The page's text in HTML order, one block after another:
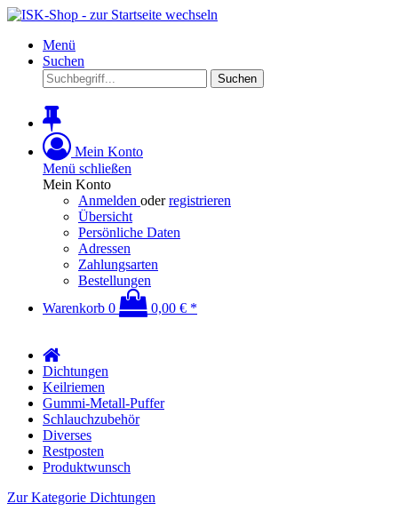
Menü
Suchen
Suchen
Mein Konto
Menü schließen
Mein Konto
Anmelden oderregistrieren
Übersicht
Persönliche Daten
Adressen
Zahlungsarten
Bestellungen
Warenkorb 0 0,00 € *
Dichtungen
Keilriemen
Gummi-Metall-Puffer
Schlauchzubehör
Diverses
Restposten
Produktwunsch
Zur Kategorie Dichtungen